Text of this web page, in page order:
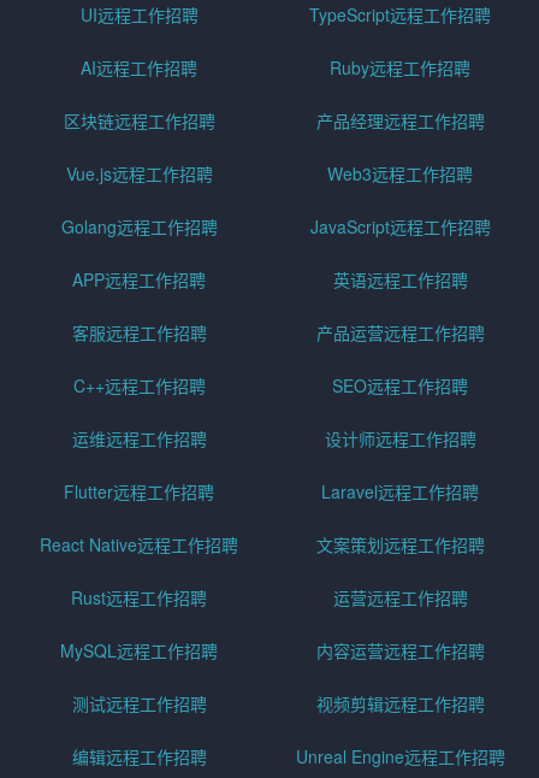
UI远程工作招聘 TypeScript远程工作招聘
AI远程工作招聘 Ruby远程工作招聘
区块链远程工作招聘 产品经理远程工作招聘
Vue.js远程工作招聘 Web3远程工作招聘
Golang远程工作招聘 JavaScript远程工作招聘
APP远程工作招聘 英语远程工作招聘
客服远程工作招聘 产品运营远程工作招聘
C++远程工作招聘 SEO远程工作招聘
运维远程工作招聘 设计师远程工作招聘
Flutter远程工作招聘 Laravel远程工作招聘
React Native远程工作招聘 文案策划远程工作招聘
Rust远程工作招聘 运营远程工作招聘
MySQL远程工作招聘 内容运营远程工作招聘
测试远程工作招聘 视频剪辑远程工作招聘
编辑远程工作招聘 Unreal Engine远程工作招聘